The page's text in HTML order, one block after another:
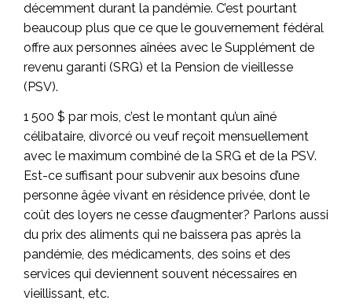
décemment durant la pandémie. C’est pourtant
beaucoup plus que ce que le gouvernement fédéral
offre aux personnes aînées avec le Supplément de
revenu garanti (SRG) et la Pension de vieillesse
(PSV).
1 500 $ par mois, c’est le montant qu’un aîné
célibataire, divorcé ou veuf reçoit mensuellement
avec le maximum combiné de la SRG et de la PSV.
Est-ce suffisant pour subvenir aux besoins d’une
personne âgée vivant en résidence privée, dont le
coût des loyers ne cesse d’augmenter? Parlons aussi
du prix des aliments qui ne baissera pas après la
pandémie, des médicaments, des soins et des
services qui deviennent souvent nécessaires en
vieillissant, etc.